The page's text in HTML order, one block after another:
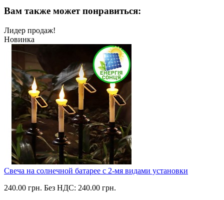
Вам также может понравиться:
Лидер продаж!
Новинка
Свеча на солнечной батарее с 2-мя видами установки
240.00 грн. Без НДС: 240.00 грн.